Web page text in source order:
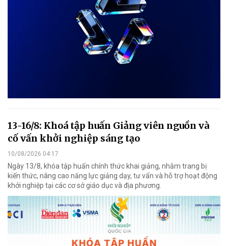
13-16/8: Khoá tập huấn Giảng viên nguồn và
cố vấn khởi nghiệp sáng tạo
10/08/2026 04:17
Ngày 13/8, khóa tập huấn chính thức khai giảng, nhằm trang bị
kiến thức, nâng cao năng lực giảng dạy, tư vấn và hỗ trợ hoạt động
khởi nghiệp tại các cơ sở giáo dục và địa phương.